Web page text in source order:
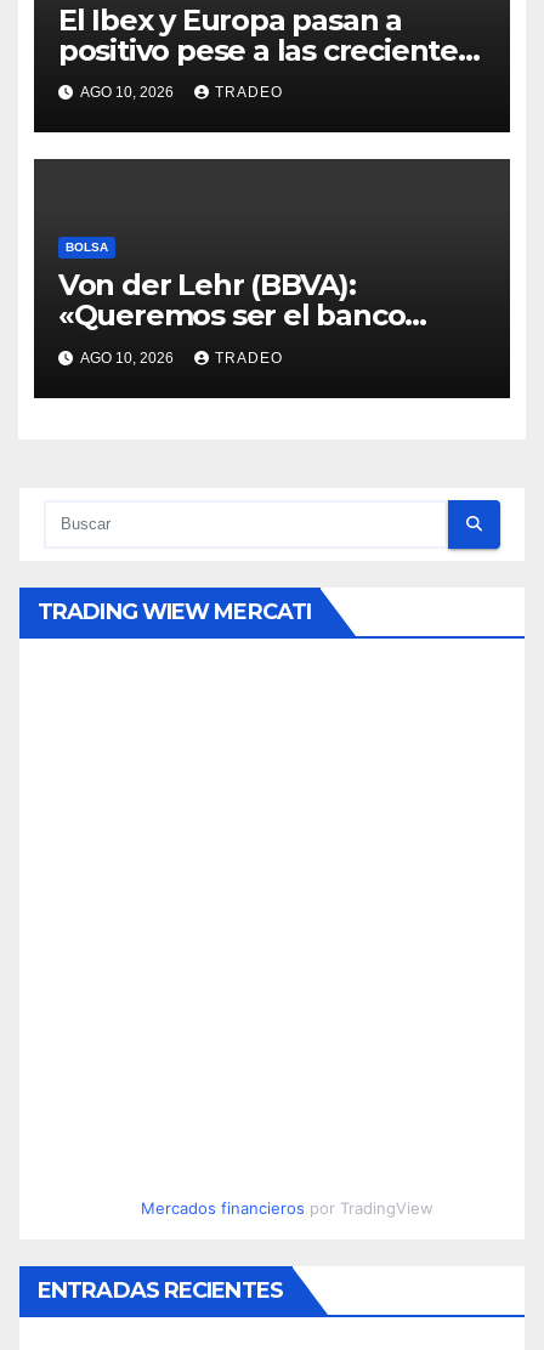
El Ibex y Europa pasan a
positivo pese a las crecientes
dudas sobre Oriente Medio
AGO 10, 2026 TRADEO
BOLSA
Von der Lehr (BBVA):
«Queremos ser el banco
principal de los clientes en
Alemania»
AGO 10, 2026 TRADEO
TRADING WIEW MERCATI
Mercados financieros por TradingView
ENTRADAS RECIENTES